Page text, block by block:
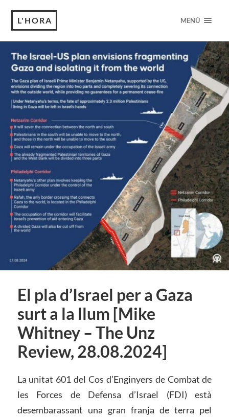
L'HORA MENÚ
El pla d’Israel per a Gaza
surt a la llum [Mike
Whitney – The Unz
Review, 28.08.2024]
La unitat 601 del Cos d’Enginyers de Combat de
les Forces de Defensa d’Israel (FDI) està
desembarassant una gran franja de terra pel